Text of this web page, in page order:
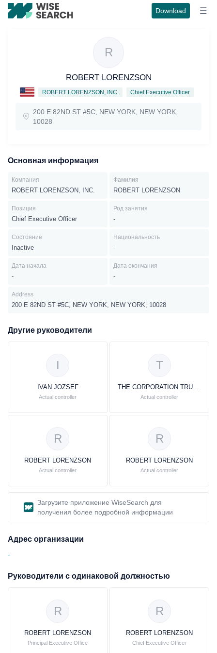
Download
R
ROBERT LORENZSON
ROBERT LORENZSON, INC. Chief Executive Officer
200 E 82ND ST #5C, NEW YORK, NEW YORK,
10028
Основная информация
Компания
ROBERT LORENZSON, INC.
Фамилия
ROBERT LORENZSON
Позиция
Chief Executive Officer
Род занятия
-
Состояние
Inactive
Национальность
-
Дата начала
-
Дата окончания
-
Address
200 E 82ND ST #5C, NEW YORK, NEW YORK, 10028
Другие руководители
I
IVAN JOZSEF
Actual controller
T
THE CORPORATION TRUST COMPANY
Actual controller
R
ROBERT LORENZSON
Actual controller
R
ROBERT LORENZSON
Actual controller
Загрузите приложение WiseSearch для
получения более подробной информации
Адрес организации
-
Руководители с одинаковой должностью
R
ROBERT LORENZSON
Principal Executive Office
R
ROBERT LORENZSON
Chief Executive Officer